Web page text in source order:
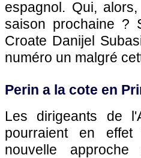
espagnol. Qui,
saison prochaine ?
Croate Danijel
numéro un malgré
Perin a la cote en
Les dirigeants de
pourraient en effet
nouvelle